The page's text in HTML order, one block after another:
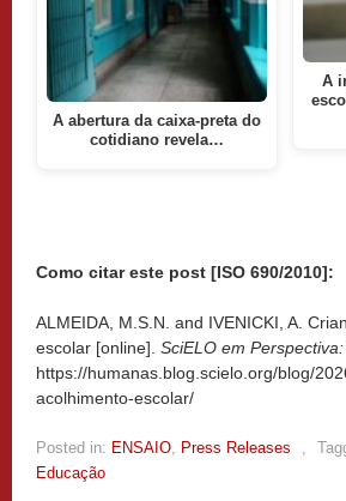
A abertura da caixa-preta do
cotidiano revela…
A
Como citar este post [ISO 690/2010]:
ALMEIDA, M.S.N. and IVENICKI, A.
escolar [online]. SciELO em
https://humanas.blog.scielo.org/blog/
acolhimento-escolar/
Posted in: ENSAIO Press Releases
Educação